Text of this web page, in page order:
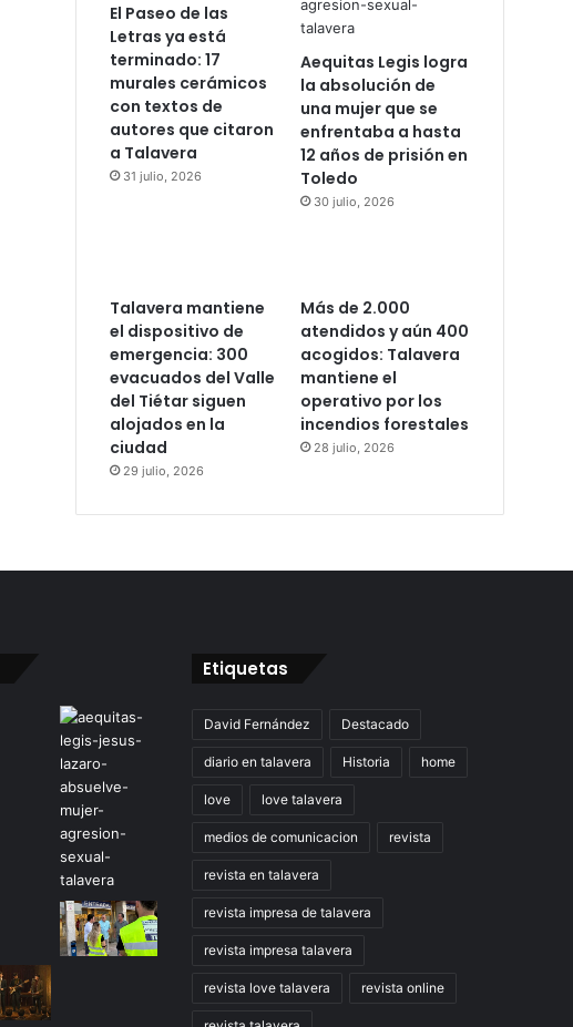
El Paseo de las
Letras ya está
terminado: 17
murales cerámicos
con textos de
autores que citaron
a Talavera
31 julio, 2026
Aequitas Legis logra
la absolución de
una mujer que se
enfrentaba a hasta
12 años de prisión en
Toledo
30 julio, 2026
Talavera mantiene
el dispositivo de
emergencia: 300
evacuados del Valle
del Tiétar siguen
alojados en la
ciudad
29 julio, 2026
Más de 2.000
atendidos y aún 400
acogidos: Talavera
mantiene el
operativo por los
incendios forestales
28 julio, 2026
Etiquetas
David Fernández Destacado
diario en talavera Historia home
love love talavera
medios de comunicacion revista
revista en talavera
revista impresa de talavera
revista impresa talavera
revista love talavera revista online